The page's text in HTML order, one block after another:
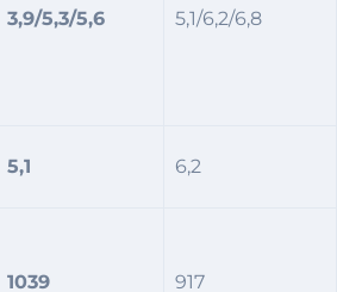
3,9/5,3/5,6 5,1/6,2/6,8
5,1 6,2
1039 917